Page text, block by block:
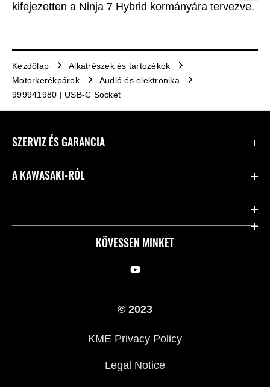
kifejezetten a Ninja 7 Hybrid kormányára tervezve.
Kezdőlap
Alkatrészek és tartozékok
Motorkerékpárok
Audió és elektronika
999941980 | USB-C Socket
KÖVESSEN MINKET
SZERVIZ ÉS GARANCIA
Kapcsolat
Hasznos linkek
A KAWASAKI-RÓL
Vállalatunk
© 2023
KME Privacy Policy
Legal Notice